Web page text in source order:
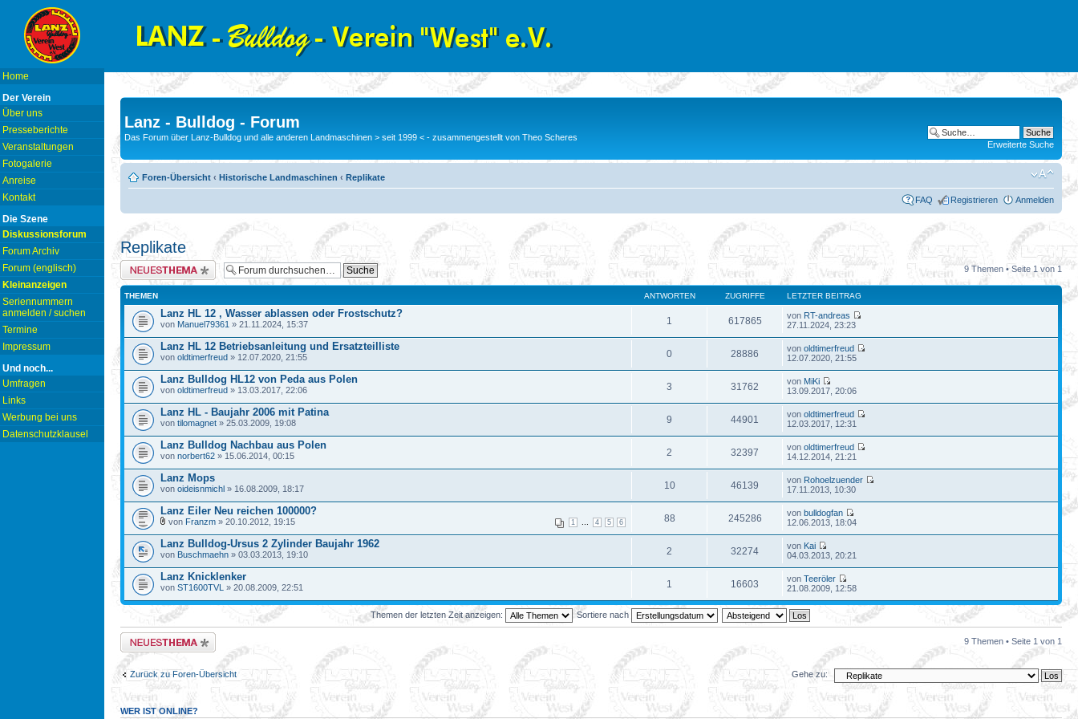
Home
Der Verein
Über uns
Presseberichte
Veranstaltungen
Fotogalerie
Anreise
Kontakt
Die Szene
Diskussionsforum
Forum Archiv
Forum (englisch)
Kleinanzeigen
Seriennummern
anmelden / suchen
Termine
Impressum
Und noch...
Umfragen
Links
Werbung bei uns
Datenschutzklausel
Lanz - Bulldog - Forum
Das Forum über Lanz-Bulldog und alle anderen Landmaschinen > seit 1999 < - zusammengestellt von Theo Scheres
Erweiterte Suche
Foren-Übersicht ‹ Historische Landmaschinen ‹ Replikate
FAQ Registrieren Anmelden
Replikate
Neues Thema erstellen 9 Themen • Seite 1 von 1
THEMEN ANTWORTEN ZUGRIFFE LETZTER BEITRAG
Lanz HL 12 , Wasser ablassen oder Frostschutz?
von Manuel79361 » 21.11.2024, 15:37 1 617865 von RT-andreas
27.11.2024, 23:23
Lanz HL 12 Betriebsanleitung und Ersatzteilliste
von oldtimerfreud » 12.07.2020, 21:55 0 28886 vonoldtimerfreud
12.07.2020, 21:55
Lanz Bulldog HL12 von Peda aus Polen
von oldtimerfreud » 13.03.2017, 22:06 3 31762 von MiKi
13.09.2017, 20:06
Lanz HL - Baujahr 2006 mit Patina
von tilomagnet » 25.03.2009, 19:08 9 44901 vonoldtimerfreud
12.03.2017, 12:31
Lanz Bulldog Nachbau aus Polen
von norbert62 » 15.06.2014, 00:15 2 32397 vonoldtimerfreud
14.12.2014, 21:21
Lanz Mops
von oideisnmichl » 16.08.2009, 18:17 10 46139 von Rohoelzuender
17.11.2013, 10:30
Lanz Eiler Neu reichen 100000?
1 4 5 6
von Franzm » 20.10.2012, 19:15 88 245286 vonbulldogfan
12.06.2013, 18:04
Lanz Bulldog-Ursus 2 Zylinder Baujahr 1962
von Buschmaehn » 03.03.2013, 19:10 2 32274 von Kai
04.03.2013, 20:21
Lanz Knicklenker
von ST1600TVL » 20.08.2009, 22:51 1 16603 vonTeeröler
21.08.2009, 12:58
Themen der letzten Zeit anzeigen: Sortiere nach
Neues Thema erstellen 9 Themen • Seite 1 von 1
Zurück zu Foren-Übersicht Gehe zu:
WER IST ONLINE?